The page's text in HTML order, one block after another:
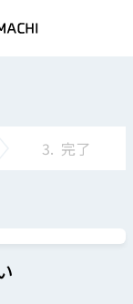
3. 完了